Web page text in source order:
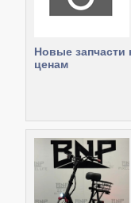
Новые запчасти
ценам